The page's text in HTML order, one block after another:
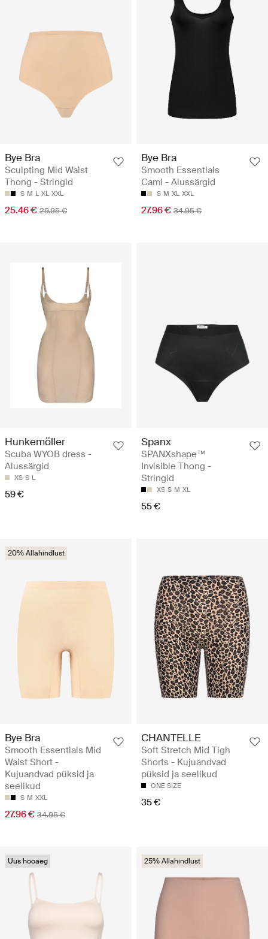
Bye Bra
Sculpting Mid Waist
Thong - Stringid
S M L XL XXL
25.46 € 29.95 €
Bye Bra
Smooth Essentials
Cami - Alussärgid
S M XL XXL
27.96 € 34.95 €
Hunkemöller
Scuba WYOB dress -
Alussärgid
XS S L
59 €
Spanx
SPANXshape™
Invisible Thong -
Stringid
XS S M XL
55 €
20% Allahindlust
Bye Bra
Smooth Essentials Mid
Waist Short -
Kujuandvad püksid ja
seelikud
S M XXL
27.96 € 34.95 €
CHANTELLE
Soft Stretch Mid Tigh
Shorts - Kujuandvad
püksid ja seelikud
ONE SIZE
35 €
Uus hooaeg 25% Allahindlust